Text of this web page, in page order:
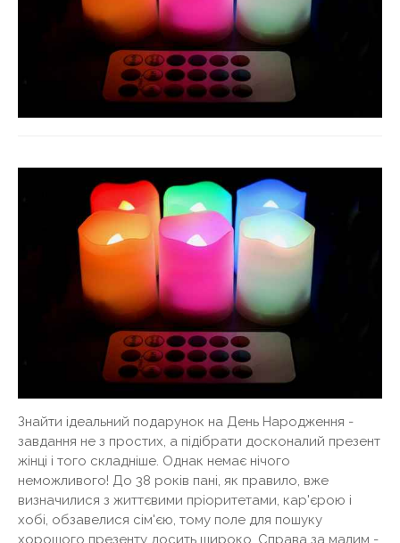
Знайти ідеальний подарунок на День Народження -
завдання не з простих, а підібрати досконалий презент
жінці і того складніше. Однак немає нічого
неможливого! До 38 років пані, як правило, вже
визначилися з життєвими пріоритетами, кар'єрою і
хобі, обзавелися сім'єю, тому поле для пошуку
хорошого презенту досить широко. Справа за малим -